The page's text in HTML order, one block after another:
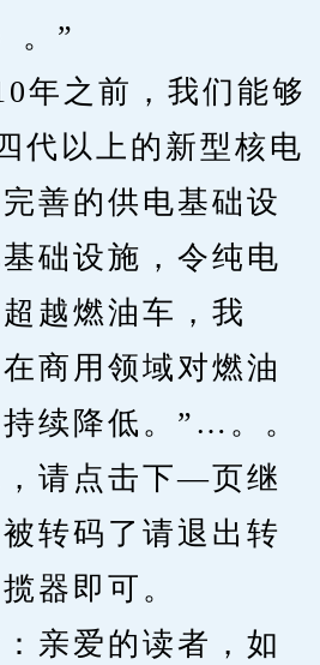
。”
之前，我们能够
代以上的新型核电
善的供电基础设
础设施，令纯电
越燃油车，我
商用领域对燃油
续降低。”…。。
请点击下—页继
转码了请退出转
器即可。
爱的读者，如